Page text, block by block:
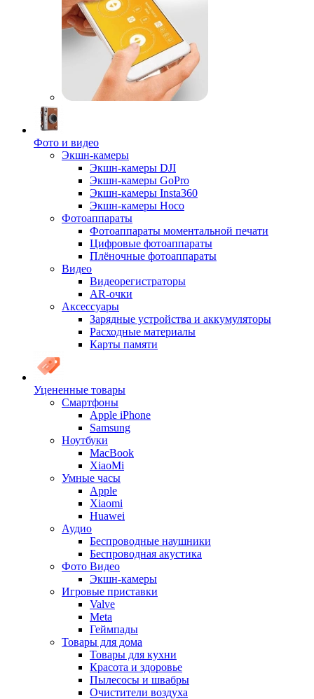
Фото и видео
Экшн-камеры
Экшн-камеры DJI
Экшн-камеры GoPro
Экшн-камеры Insta360
Экшн-камеры Hoco
Фотоаппараты
Фотоаппараты моментальной печати
Цифровые фотоаппараты
Плёночные фотоаппараты
Видео
Видеорегистраторы
AR-очки
Аксессуары
Зарядные устройства и аккумуляторы
Расходные материалы
Карты памяти
Уцененные товары
Cмартфоны
Apple iPhone
Samsung
Ноутбуки
MacBook
XiaoMi
Умные часы
Apple
Xiaomi
Huawei
Аудио
Беспроводные наушники
Беспроводная акустика
Фото Видео
Экшн-камеры
Игровые приставки
Valve
Meta
Геймпады
Товары для дома
Товары для кухни
Красота и здоровье
Пылесосы и швабры
Очистители воздуха